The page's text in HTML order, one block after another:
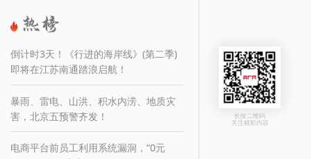
倒计时3天！《行进的海岸线》(第二季)
即将在江苏南通踏浪启航！
暴雨、雷电、山洪、积水内涝、地质灾
害，北京五预警齐发！
电商平台前员工利用系统漏洞，“0元
长按二维码
关注精彩内容